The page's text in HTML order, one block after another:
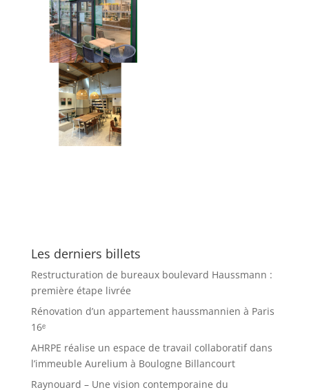
Les derniers billets
Restructuration de bureaux boulevard Haussmann :
première étape livrée
Rénovation d’un appartement haussmannien à Paris
16ᵉ
AHRPE réalise un espace de travail collaboratif dans
l’immeuble Aurelium à Boulogne Billancourt
Raynouard – Une vision contemporaine du